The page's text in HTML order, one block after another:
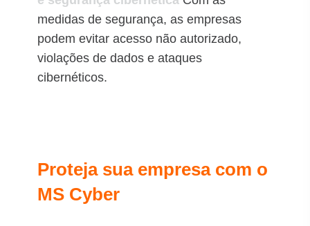
medidas de segurança, as empresas
podem evitar acesso não autorizado,
violações de dados e ataques
cibernéticos.
Proteja sua empresa com o
MS Cyber